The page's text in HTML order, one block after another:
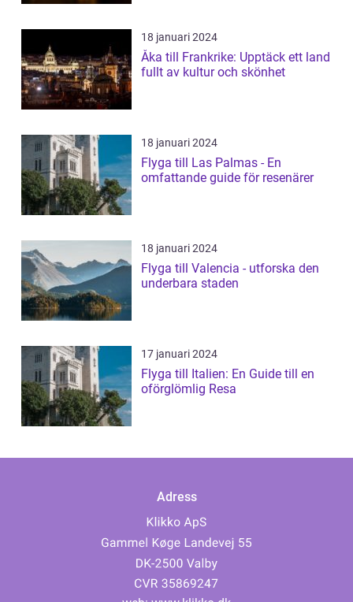
18 januari 2024
Åka till Frankrike: Upptäck ett land
fullt av kultur och skönhet
18 januari 2024
Flyga till Las Palmas - En
omfattande guide för resenärer
18 januari 2024
Flyga till Valencia - utforska den
underbara staden
17 januari 2024
Flyga till Italien: En Guide till en
oförglömlig Resa
Adress